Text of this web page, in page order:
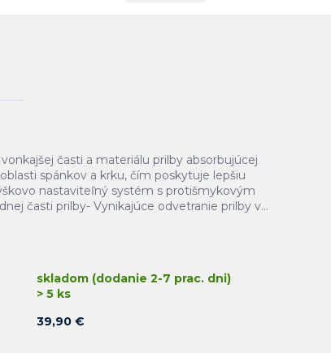
časti a materiálu prilby absorbujúcej
spánkov a krku, čím poskytuje lepšiu
nastaviteľný systém s protišmykovým
časti prilby- Vynikajúce odvetranie prilby v...
skladom (dodanie 2-7 prac. dni)
> 5 ks
39,90 €